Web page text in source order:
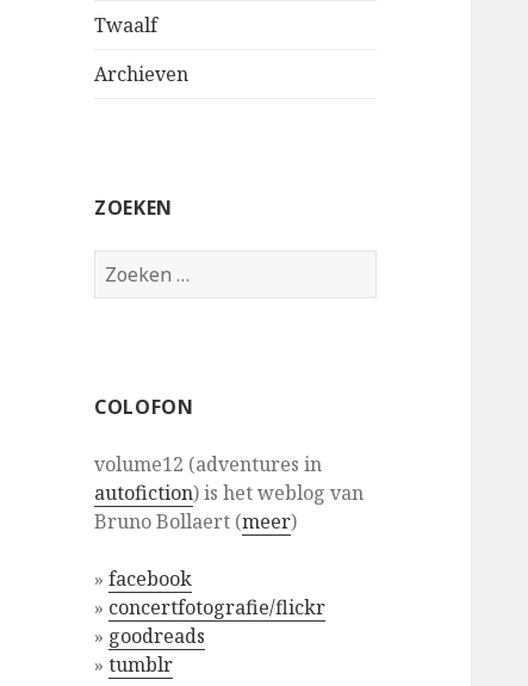
Twaalf
Archieven
ZOEKEN
Zoeken
naar:
COLOFON
volume12 (adventures in
autofiction) is het weblog van
Bruno Bollaert (meer)
»facebook
» concertfotografie/flickr
» goodreads
»tumblr